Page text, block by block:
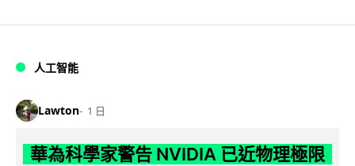
人工智能
Lawton 1 日
華為科學家警告 NVIDIA 已近物理極限